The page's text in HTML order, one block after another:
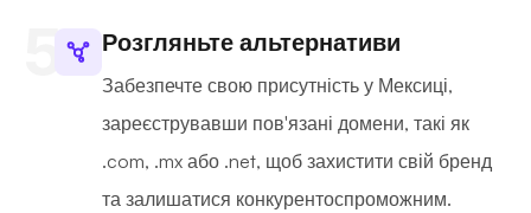
Розгляньте альтернативи
Забезпечте свою присутність у Мексиці,
зареєструвавши пов'язані домени, такі як
.com, .mx або .net, щоб захистити свій бренд
та залишатися конкурентоспроможним.